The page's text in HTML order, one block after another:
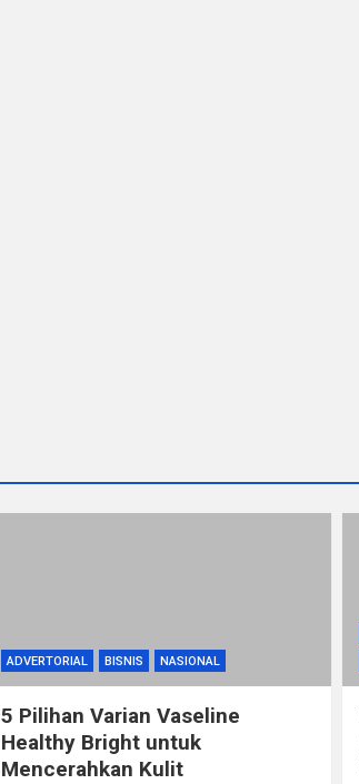
ADVERTORIAL BISNIS NASIONAL
5 Pilihan Varian Vaseline
Healthy Bright untuk
Mencerahkan Kulit